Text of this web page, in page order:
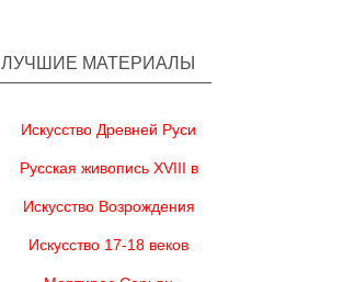
ЛУЧШИЕ МАТЕРИАЛЫ
Искусство Древней Руси
Русская живопись XVIII в
Искусство Возрождения
Искусство 17-18 веков